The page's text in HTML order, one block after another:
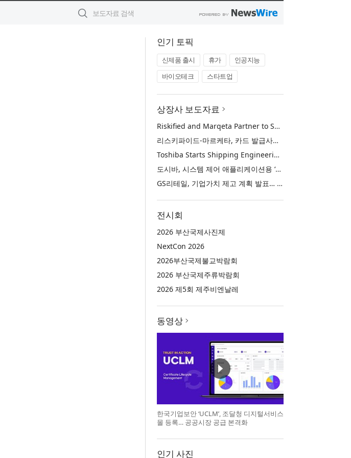
인기 토픽
신제품 출시 휴가
인공지능
바이오테크
스타트업
상장사 보도자료
Riskified and Marqeta Partner to Sharpen Card Issuer Authorization Decisions and Help Reduce False Declines
리스키파이드-마르케타, 카드 발급사의 승인 판단 정교화 및 오거절 감소 위해 협력
Toshiba Starts Shipping Engineering Samples of TXZ+™ Family Entry‑Class M4V Group, Standard Microcontrollers with Arm® Cortex®‑M4 Core for System Control Applications
도시바, 시스템 제어 애플리케이션용 ‘암 코어텍스-M4’ 코어 탑재 표준 마이크로컨트롤러 TXZ+ 패밀리 엔트리 클래스 ‘M4V 그룹’ 엔지니어링 샘플 출하 개시
GS리테일, 기업가치 제고 계획 발표… 중장기 성장 기반 강화와 주주가치 제고
전시회
2026 부산국제사진제
NextCon 2026
2026부산국제불교박람회
2026 부산국제주류박람회
2026 제5회 제주비엔날레
동영상
한국기업보안 ‘UCLM’, 조달청 디지털서비스
몰 등록… 공공시장 공급 본격화
인기 사진